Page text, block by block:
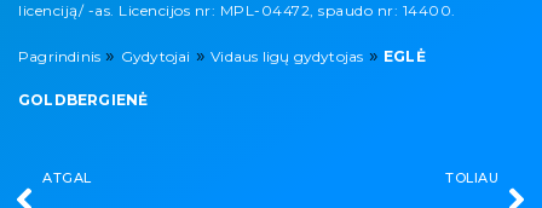
licenciją/ -as. Licencijos nr: MPL-04472, spaudo nr: 14400.
Pagrindinis » Gydytojai »Vidaus ligų gydytojas » EGLĖ
GOLDBERGIENĖ
ATGAL TOLIAU